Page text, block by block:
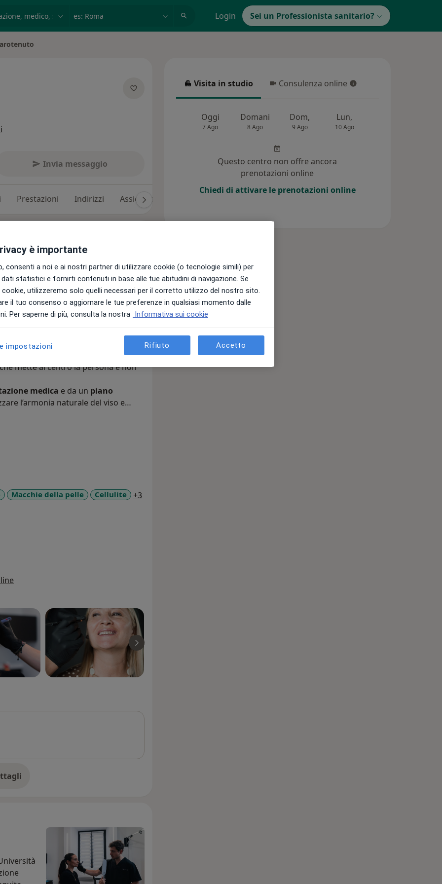
Login Sei un Professionista sanitario?
Invia messaggio
Prestazioni Indirizzi Assicurazioni
“La Sapienza” di Roma, con
conseguita attraverso un
di Medicina Estetica
a Londra, Ginevra e Praga,
più avanzate nel campo degli
Estetica (SIME)
mette al centro la persona e non
medica e da un piano
l’armonia naturale del viso e
Macchie della pelle Cellulite +3
Visita in studio
Visita in studio Consulenza online
Consulenza online
Oggi
7 Ago
Domani
8 Ago
Dom,
9 Ago
Lun,
10 Ago
Questo centro non offre ancora
prenotazioni online
Chiedi di attivare le prenotazioni online
è importante
consenti a noi e ai nostri partner di utilizzare cookie (o tecnologie simili) per
statistici e fornirti contenuti in base alle tue abitudini di navigazione. Se
utilizzeremo solo quelli necessari per il corretto utilizzo del nostro sito.
il tuo consenso o aggiornare le tue preferenze in qualsiasi momento dalle
Per saperne di più, consulta la nostra Informativa sui cookie
impostazioni Rifiuto Accetto